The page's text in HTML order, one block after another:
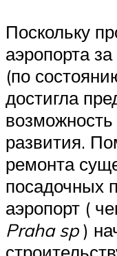
Поскольку
аэропорта
(по
достигла
развития.
ремонта
посадочных
аэропорт (
Praha sp)